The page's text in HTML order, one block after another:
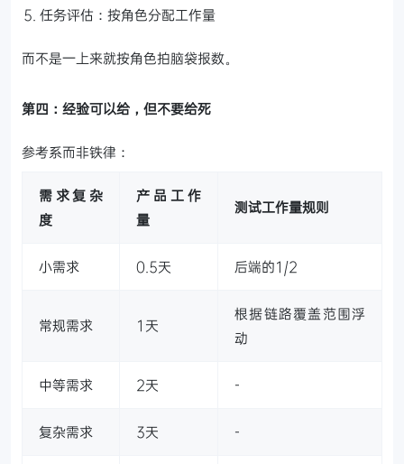
任务评估：按角色分配工作量
而不是一上来就按角色拍脑袋报数。
第四：经验可以给，但不要给死
参考系而非铁律：
需求复杂
度
产品工作
量
测试工作量规则
小需求 0.5天 后端的1/2
常规需求 1天
根据链路覆盖范围浮
动
中等需求 2天 -
复杂需求 3天 -